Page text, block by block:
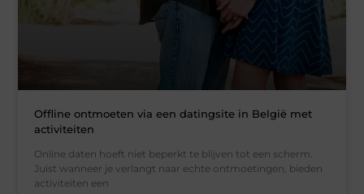
Offline ontmoeten via een datingsite in België met
activiteiten
Online daten hoeft niet beperkt te blijven tot een scherm.
Juist wanneer je verlangt naar echte ontmoetingen, bieden
activiteiten een